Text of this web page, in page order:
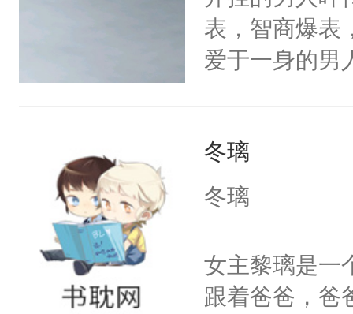
表，智商爆表
爱于一身的男
性格：骚，除
冬璃
冬璃
女主黎璃是一
跟着爸爸，爸